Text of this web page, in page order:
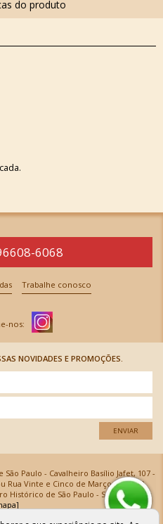
6068
Trabalhe conosco
NOVIDADES E PROMOÇÕES.
ENVIAR
Paulo - Cavalheiro Basílio Jafet, 107 -
Rua Vinte e Cinco de Março, 576 - SP,
Histórico de São Paulo - SP
| CNPJ: 61.069.639/0001-18